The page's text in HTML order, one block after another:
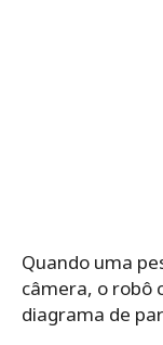
Quando uma
câmera, o robô
diagrama de